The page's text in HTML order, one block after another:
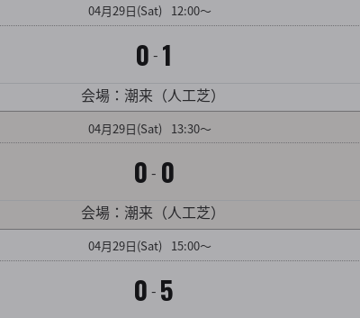
04月29日(Sat) 12:00～
0 - 1
会場：潮来（人工芝）
04月29日(Sat) 13:30～
0 - 0
対戦カード詳細を見る
会場：潮来（人工芝）
04月29日(Sat) 15:00～
0 - 5
対戦カード詳細を見る
対戦カード詳細を見る